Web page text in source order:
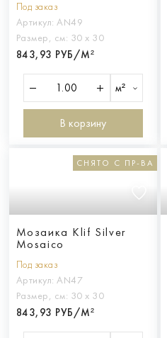
Под заказ
Артикул: AN49
Размер, см: 30 х 30
843,93 РУБ/М²
м²
В корзину
СНЯТО С ПР-ВА
Мозаика Klif Silver
Mosaico
Под заказ
Артикул: AN47
Размер, см: 30 х 30
843,93 РУБ/М²